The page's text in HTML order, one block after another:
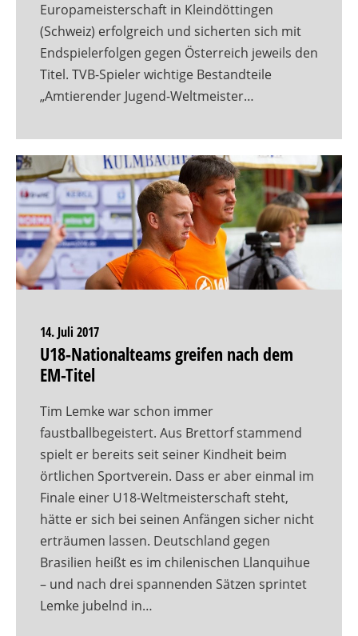
Europameisterschaft in Kleindöttingen
(Schweiz) erfolgreich und sicherten sich mit
Endspielerfolgen gegen Österreich jeweils den
Titel. TVB-Spieler wichtige Bestandteile
„Amtierender Jugend-Weltmeister…
14. Juli 2017
U18-Nationalteams greifen nach dem
EM-Titel
Tim Lemke war schon immer
faustballbegeistert. Aus Brettorf stammend
spielt er bereits seit seiner Kindheit beim
örtlichen Sportverein. Dass er aber einmal im
Finale einer U18-Weltmeisterschaft steht,
hätte er sich bei seinen Anfängen sicher nicht
erträumen lassen. Deutschland gegen
Brasilien heißt es im chilenischen Llanquihue
– und nach drei spannenden Sätzen sprintet
Lemke jubelnd in…